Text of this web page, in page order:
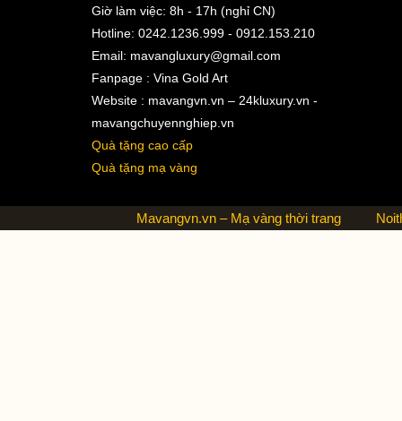
Giờ làm việc: 8h - 17h (nghỉ CN)
Hotline: 0242.1236.999 - 0912.153.210
Email: mavangluxury@gmail.com
Fanpage : Vina Gold Art
Website : mavangvn.vn – 24kluxury.vn -
mavangchuyennghiep.vn
Quà tặng cao cấp
Quà tặng mạ vàng
Mavangvn.vn – Mạ vàng thời trang